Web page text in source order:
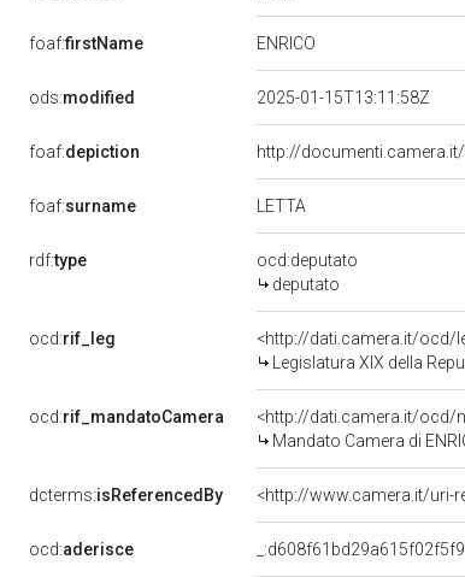
foaf:firstName ENRICO
ods:modified 2025-01-15T13:11:58Z
foaf:depiction http://
foaf:surname LETTA
rdf:type
ocd:deputato
deputato
ocd:rif_leg
<http://dati.camera.it/ocd/
Legislatura XIX della
ocd:rif_mandatoCamera
<http://dati.camera.it/ocd/
Mandato Camera di
dcterms:isReferencedBy <http://www.camera.it/uri-
ocd:aderisce